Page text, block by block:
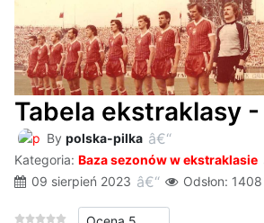
Tabela ekstraklasy
By polska-pilka
Kategoria: Baza sezonów w ekstraklasie
09 sierpień 2023
Odsłon: 1408
Proszę, oceń